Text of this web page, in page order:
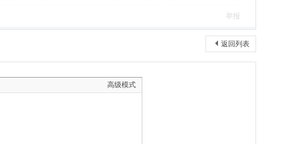
举报
返回列表
高级模式